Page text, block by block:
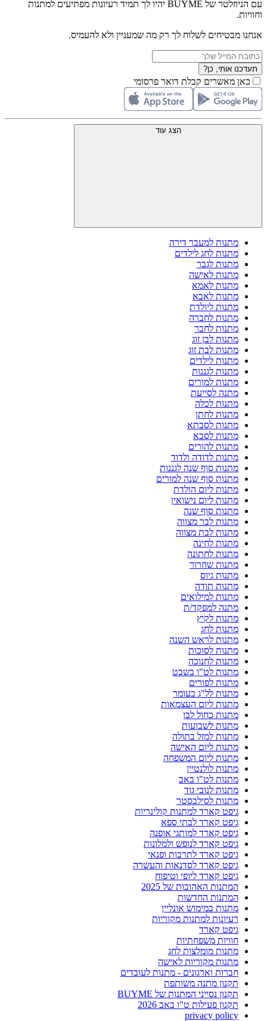
עם הניוזלטר של BUYME יהיו לך תמיד רעיונות מפתיעים למתנות
וחוויות.
אנחנו מבטיחים לשלוח לך רק מה שמעניין ולא להעמיס.
תעדכנו אותי, כן?
כאן מאשרים קבלת דואר פרסומי
הצג עוד
מתנות למעבר דירה
מתנות לחג לילדים
מתנות לגבר
מתנות לאישה
מתנות לאמא
מתנות לאבא
מתנות ליולדת
מתנות לחברה
מתנות לחבר
מתנות לבן זוג
מתנות לבת זוג
מתנות לילדים
מתנות לגננות
מתנות למורים
מתנה לסייעת
מתנות לכלה
מתנות לחתן
מתנות לסבתא
מתנות לסבא
מתנות להורים
מתנות לדודה ולדוד
מתנות סוף שנה לגננות
מתנות סוף שנה למורים
מתנות ליום הולדת
מתנות ליום נישואין
מתנות סוף שנה
מתנות לבר מצווה
מתנות לבת מצווה
מתנות לחינה
מתנות לחתונה
מתנות שחרור
מתנות גיוס
מתנות תודה
מתנות למילואים
מתנה למפקד/ת
מתנות לקיץ
מתנות לחג
מתנות לראש השנה
מתנות לסוכות
מתנות לחנוכה
מתנות לט"ו בשבט
מתנות לפורים
מתנות לל"ג בעומר
מתנות ליום העצמאות
מתנות כחול לבן
מתנות לשבועות
מתנות למזל בתולה
מתנות ליום האישה
מתנות ליום המשפחה
מתנות לולנטיין
מתנות לט"ו באב
מתנות לנובי גוד
מתנות לסילבסטר
גיפט קארד למתנות קולינריות
גיפט קארד לבתי ספא
גיפט קארד למותגי אופנה
גיפט קארד לנופש ולמלונות
גיפט קארד לתרבות ופנאי
גיפט קארד לסדנאות והעשרה
גיפט קארד ליופי וטיפוח
המתנות האהובות של 2025
המתנות החדשות
מתנות במימוש אונליין
רעיונות למתנות מקוריות
גיפט קארד
חוויות משפחתיות
מתנות מומלצות לחג
מתנות מקוריות לאישה
חברות וארגונים - מתנות לעובדים
תקנון מתנה משותפת
תקנון נסייני המתנות של BUYME
תקנון פעילות ט"ו באב 2026
privacy policy